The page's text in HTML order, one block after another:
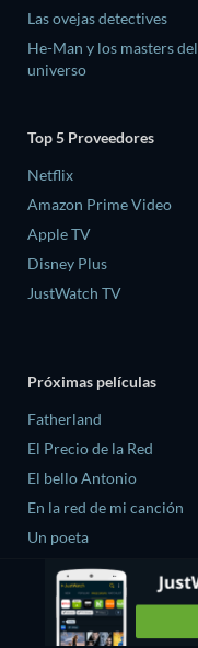
Las ovejas detectives
He-Man y los masters del
universo
Top 5 Proveedores
Netflix
Amazon Prime Video
Apple TV
Disney Plus
JustWatch TV
Próximas películas
Fatherland
El Precio de la Red
El bello Antonio
En la red de mi canción
Un poeta